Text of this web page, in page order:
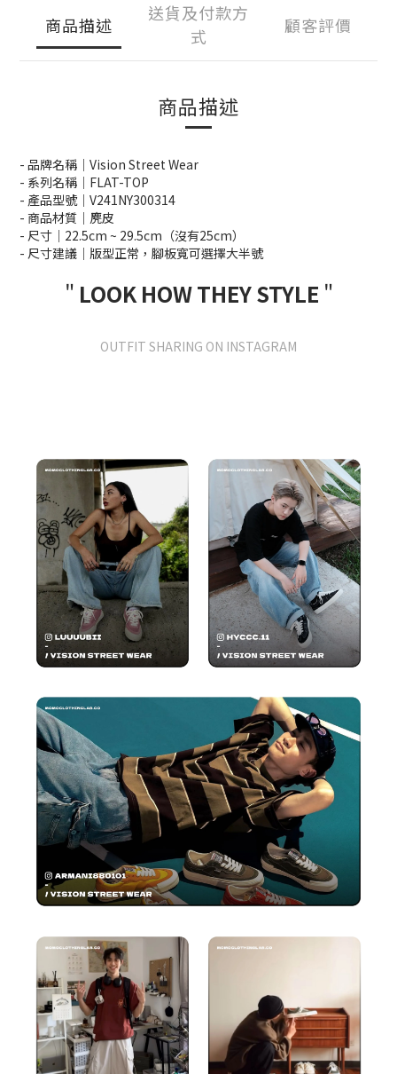
商品描述
送貨及付款方
式
顧客評價
商品描述
- 品牌名稱｜Vision Street Wear
- 系列名稱｜FLAT-TOP
- 產品型號｜V241NY300314
- 商品材質｜麂皮
- 尺寸｜22.5cm ~ 29.5cm（沒有25cm）
- 尺寸建議｜版型正常，腳板寬可選擇大半號
" LOOK HOW THEY STYLE "
OUTFIT SHARING ON INSTAGRAM